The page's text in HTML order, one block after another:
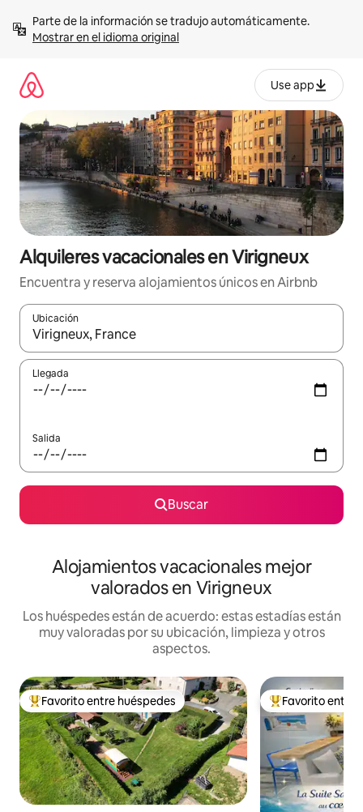
contenidoMostrar en el idioma original
Use app
Alquileres vacacionales en Virigneux
Encuentra y reserva alojamientos únicos en Airbnb
Ubicación
Cuando los resultados estén disponibles, navega con las
Llegada
Salida
Buscar
Alojamientos vacacionales mejor
valorados en Virigneux
Los huéspedes están de acuerdo: estas estadías están
muy valoradas por su ubicación, limpieza y otros
aspectos.
Favorito entre huéspedes preferido
Favorito entre huéspedes Favorito entre
Favorito entre